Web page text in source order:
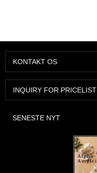
KONTAKT OS
INQUIRY FOR PRICELIST
SENESTE NYT